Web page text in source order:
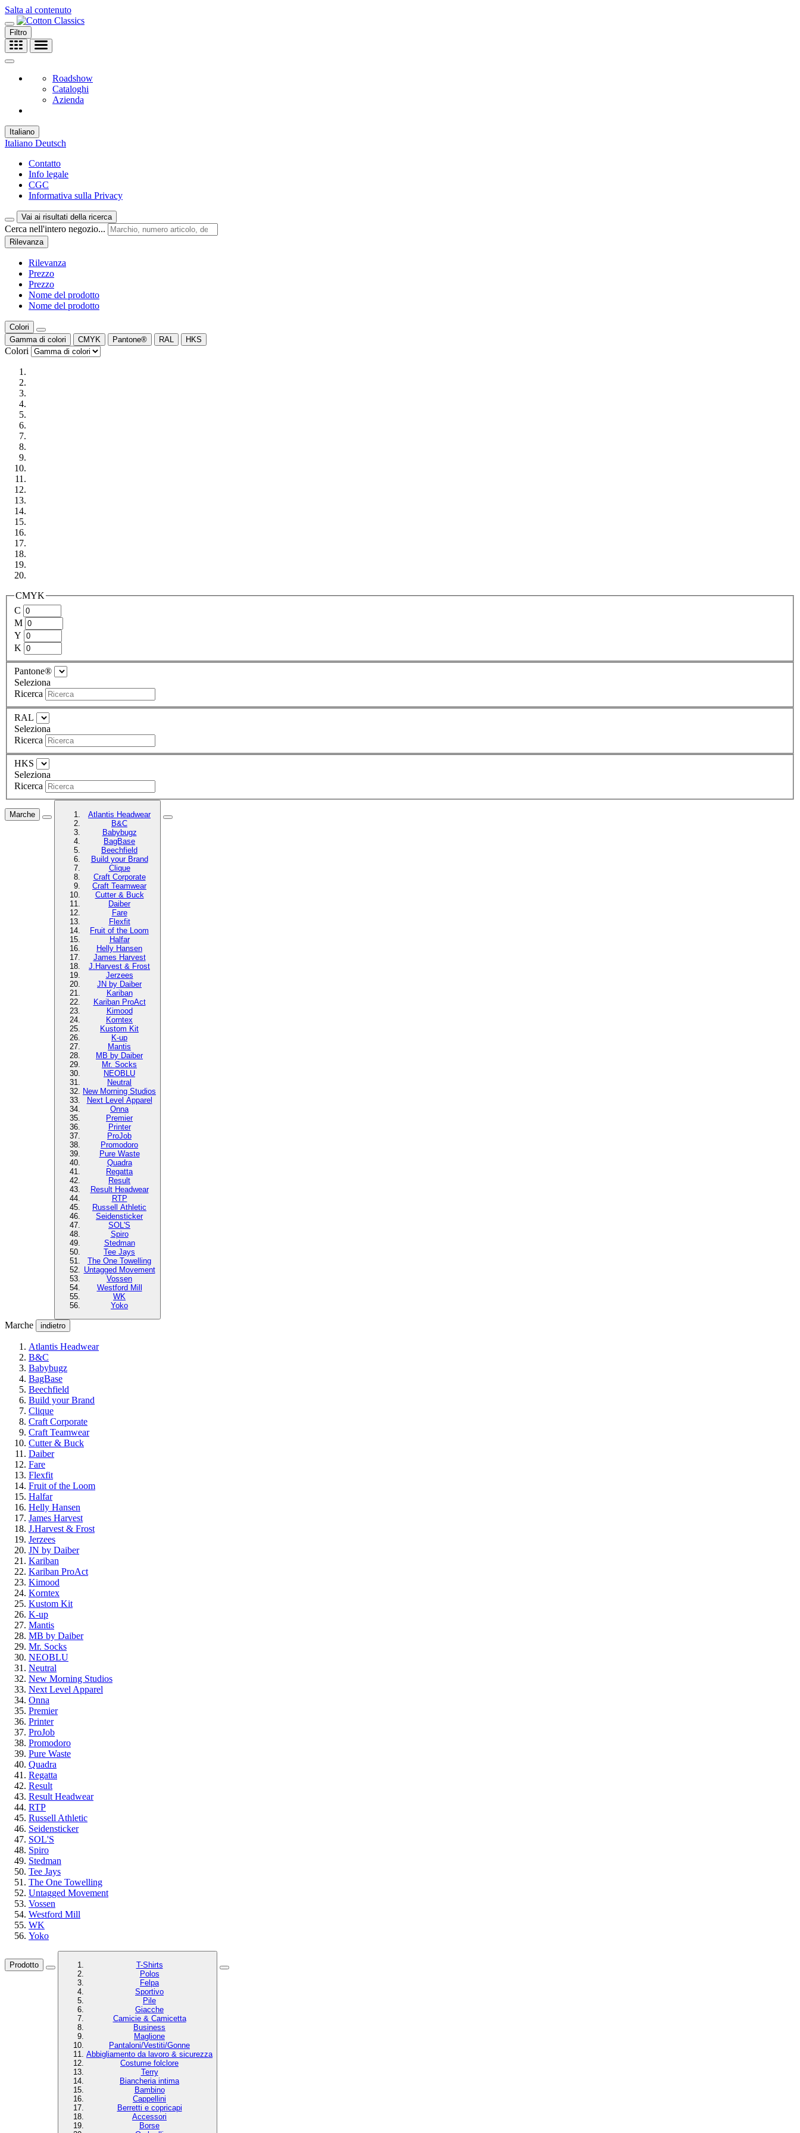
Salta al contenuto
Filtro
Roadshow
Cataloghi
Azienda
Italiano
Italiano Deutsch
Contatto
Info legale
CGC
Informativa sulla Privacy
Vai ai risultati della ricerca
Cerca nell'intero negozio...
Rilevanza
Rilevanza
Prezzo
Prezzo
Nome del prodotto
Nome del prodotto
Colori
Gamma di colori
CMYK Pantone® RAL HKS
Colori
CMYK
C
M
Y
K
Pantone®
Seleziona
Ricerca
RAL
Seleziona
Ricerca
HKS
Seleziona
Ricerca
Marche
Atlantis Headwear
B&C
Babybugz
BagBase
Beechfield
Build your Brand
Clique
Craft Corporate
Craft Teamwear
Cutter & Buck
Daiber
Fare
Flexfit
Fruit of the Loom
Halfar
Helly Hansen
James Harvest
J.Harvest & Frost
Jerzees
JN by Daiber
Kariban
Kariban ProAct
Kimood
Korntex
Kustom Kit
K-up
Mantis
MB by Daiber
Mr. Socks
NEOBLU
Neutral
New Morning Studios
Next Level Apparel
Onna
Premier
Printer
ProJob
Promodoro
Pure Waste
Quadra
Regatta
Result
Result Headwear
RTP
Russell Athletic
Seidensticker
SOL'S
Spiro
Stedman
Tee Jays
The One Towelling
Untagged Movement
Vossen
Westford Mill
WK
Yoko
Marche indietro
Atlantis Headwear
B&C
Babybugz
BagBase
Beechfield
Build your Brand
Clique
Craft Corporate
Craft Teamwear
Cutter & Buck
Daiber
Fare
Flexfit
Fruit of the Loom
Halfar
Helly Hansen
James Harvest
J.Harvest & Frost
Jerzees
JN by Daiber
Kariban
Kariban ProAct
Kimood
Korntex
Kustom Kit
K-up
Mantis
MB by Daiber
Mr. Socks
NEOBLU
Neutral
New Morning Studios
Next Level Apparel
Onna
Premier
Printer
ProJob
Promodoro
Pure Waste
Quadra
Regatta
Result
Result Headwear
RTP
Russell Athletic
Seidensticker
SOL'S
Spiro
Stedman
Tee Jays
The One Towelling
Untagged Movement
Vossen
Westford Mill
WK
Yoko
Prodotto
T-Shirts
Polos
Felpa
Sportivo
Pile
Giacche
Camicie & Camicetta
Business
Maglione
Pantaloni/Vestiti/Gonne
Abbigliamento da lavoro & sicurezza
Costume folclore
Terry
Biancheria intima
Bambino
Cappellini
Berretti e copricapi
Accessori
Borse